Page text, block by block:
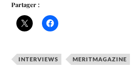
Partager :
INTERVIEWS MERITMAGAZINE